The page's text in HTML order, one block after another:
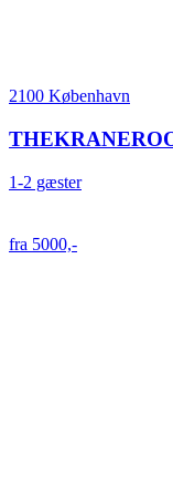
2100 København
1-2 gæster
fra 5000,-